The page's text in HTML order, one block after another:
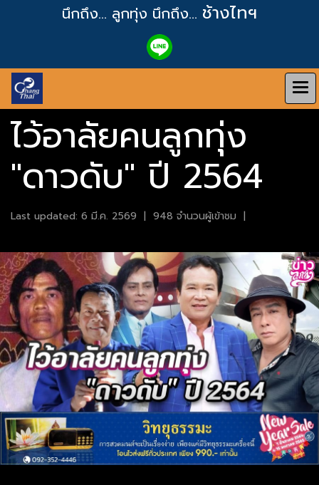
นึกถึง... ลูกทุ่ง นึกถึง... ช้างไทฯ
ไว้อาลัยคนลูกทุ่ง
"ดาวดับ" ปี 2564
Last updated: 6 มี.ค. 2569 | 948 จำนวนผู้เข้าชม |